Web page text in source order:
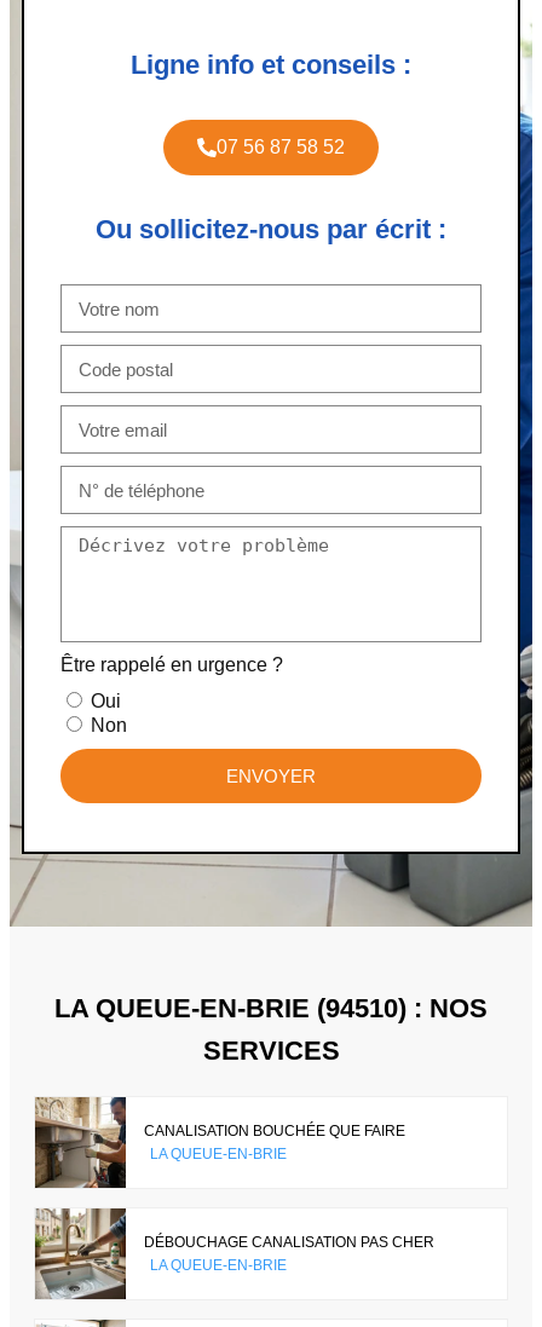
Ligne info et conseils :
07 56 87 58 52
Ou sollicitez-nous par écrit :
Être rappelé en urgence ?
Oui
Non
ENVOYER
LA QUEUE-EN-BRIE (94510) : NOS
SERVICES
CANALISATION BOUCHÉE QUE FAIRE
LA QUEUE-EN-BRIE
DÉBOUCHAGE CANALISATION PAS CHER
LA QUEUE-EN-BRIE